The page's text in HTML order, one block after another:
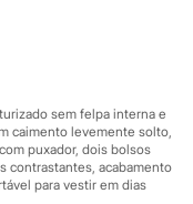
sem felpa interna e
caimento levemente solto,
puxador, dois bolsos
contrastantes, acabamento
para vestir em dias